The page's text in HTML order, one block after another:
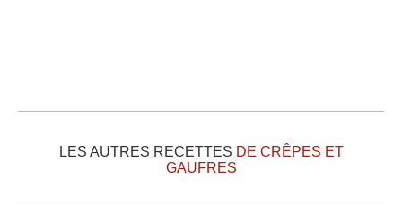
LES AUTRES RECETTES DE CRÊPES ET
GAUFRES